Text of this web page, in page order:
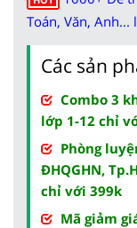
Toán, Văn,
Các sản
Combo 3
lớp 1-12 chỉ
Phòng
ĐHQGHN,
chỉ với 399k
Mã giảm